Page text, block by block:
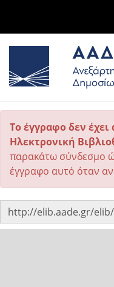
Το έγγραφο δεν
Ηλεκτρονική
παρακάτω σύνδεσμο
έγγραφο αυτό όταν